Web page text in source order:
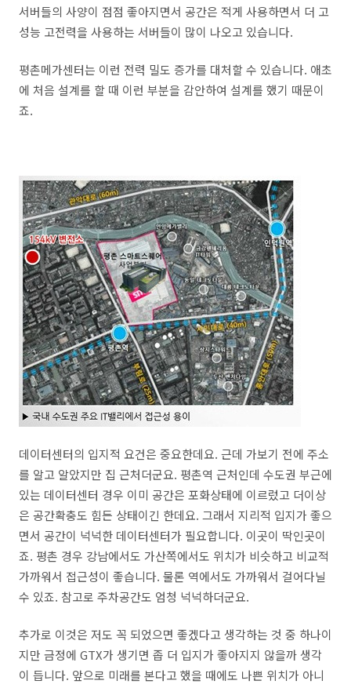
서버들의 사양이 점점 좋아지면서 공간은 적게 사용하면서 더 고
성능 고전력을 사용하는 서버들이 많이 나오고 있습니다.
평촌메가센터는 이런 전력 밀도 증가를 대처할 수 있습니다. 애초
에 처음 설계를 할 때 이런 부분을 감안하여 설계를 했기 때문이
죠.
데이터센터의 입지적 요건은 중요한데요. 근데 가보기 전에 주소
를 알고 알았지만 집 근처더군요. 평촌역 근처인데 수도권 부근에
있는 데이터센터 경우 이미 공간은 포화상태에 이르렀고 더이상
은 공간확충도 힘든 상태이긴 한데요. 그래서 지리적 입지가 좋으
면서 공간이 넉넉한 데이터센터가 필요합니다. 이곳이 딱인곳이
죠. 평촌 경우 강남에서도 가산쪽에서도 위치가 비슷하고 비교적
가까워서 접근성이 좋습니다. 물론 역에서도 가까워서 걸어다닐
수 있죠. 참고로 주차공간도 엄청 넉넉하더군요.
추가로 이것은 저도 꼭 되었으면 좋겠다고 생각하는 것 중 하나이
지만 금정에 GTX가 생기면 좁 더 입지가 좋아지지 않을까 생각
이 듭니다. 앞으로 미래를 본다고 했을 때에도 나쁜 위치가 아니